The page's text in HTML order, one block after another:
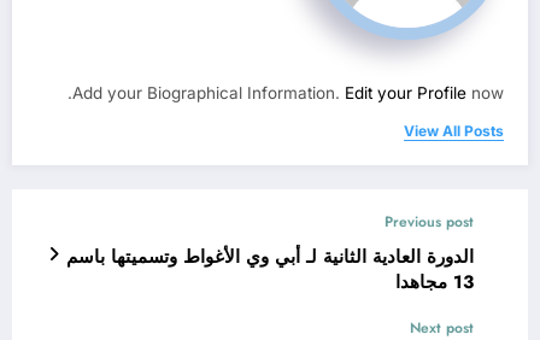
Add your Biographical Information. Edit your Profile now.
View All Posts
Previous post
الدورة العادية الثانية لـ أبي وي الأغواط وتسميتها باسم
13 مجاهدا
Next post